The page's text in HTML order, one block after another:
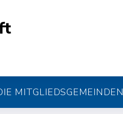
MITGLIEDSGEMEINDEN